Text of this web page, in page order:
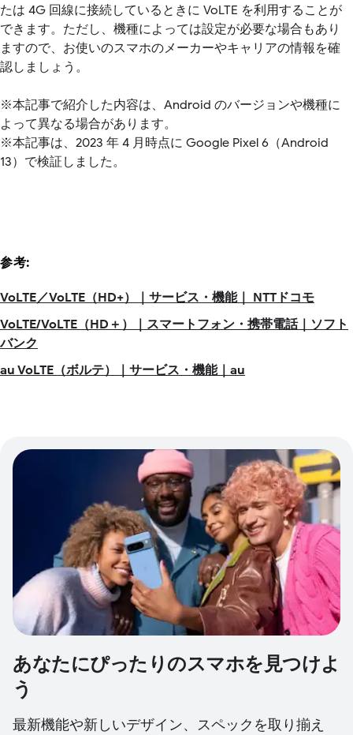
たは 4G 回線に接続しているときに VoLTE を利用することが
できます。ただし、機種によっては設定が必要な場合もあり
ますので、お使いのスマホのメーカーやキャリアの情報を確
認しましょう。
※本記事で紹介した内容は、Android のバージョンや機種に
よって異なる場合があります。
※本記事は、2023 年 4 月時点に Google Pixel 6（Android
13）で検証しました。
参考:
VoLTE／VoLTE（HD+）｜サービス・機能｜ NTTドコモ
VoLTE/VoLTE（HD＋）｜スマートフォン・携帯電話｜ソフト
バンク
au VoLTE（ボルテ）｜サービス・機能｜au
あなたにぴったりのスマホを見つけよ
う
最新機能や新しいデザイン、スペックを取り揃え